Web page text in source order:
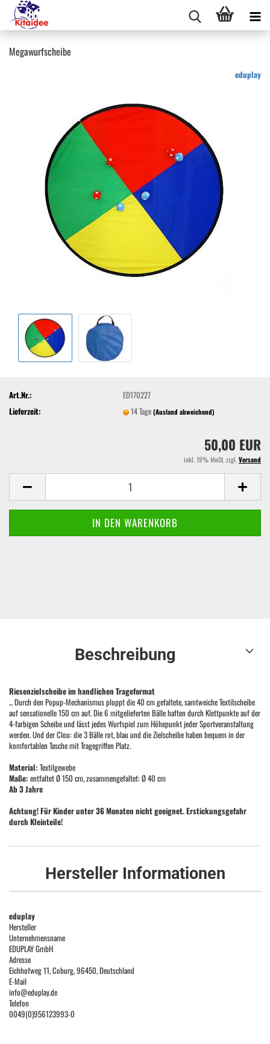
Megawurfscheibe
eduplay
Art.Nr.:
ED170227
Lieferzeit:
14 Tage(Ausland abweichend)
50,00 EUR
inkl. 19% MwSt. zzgl.Versand
Beschreibung
Riesenzielscheibe im handlichen Trageformat
... Durch den Popup-Mechanismus ploppt die 40 cm gefaltete, samtweiche Textilscheibe
auf sensationelle 150 cm auf. Die 6 mitgelieferten Bälle haften durch Klettpunkte auf der
4-farbigen Scheibe und lässt jedes Wurfspiel zum Höhepunkt jeder Sportveranstaltung
werden. Und der Clou: die 3 Bälle rot, blau und die Zielscheibe haben bequem in der
komfortablen Tasche mit Tragegriffen Platz.
Material: Textilgewebe
Maße: entfaltet Ø 150 cm, zusammengefaltet: Ø 40 cm
Ab 3 Jahre
Achtung! Für Kinder unter 36 Monaten nicht geeignet. Erstickungsgefahr
durch Kleinteile!
Hersteller Informationen
eduplay
Hersteller
Unternehmensname
EDUPLAY GmbH
Adresse
Eichhofweg 11, Coburg, 96450, Deutschland
E-Mail
info@eduplay.de
Telefon
0049(0)956123993-0